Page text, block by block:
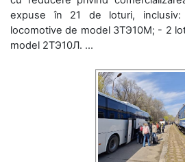
expuse în 21 de loturi,
locomotive de model 3ТЭ10М; - 2
model 2ТЭ10Л. ...